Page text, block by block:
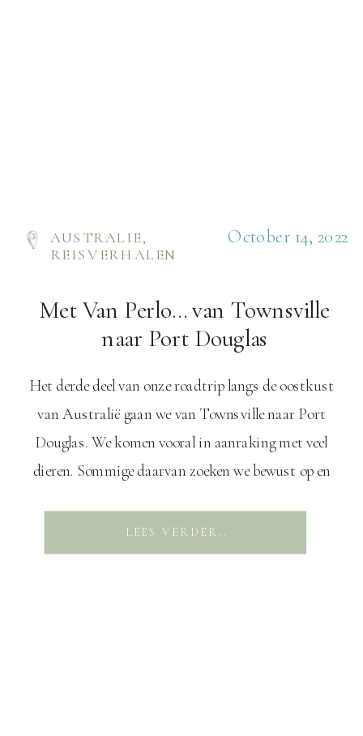
Met Van Perlo… van Townsville
naar Port Douglas
Het derde deel van onze roadtrip langs de oostkust
van Australië gaan we van Townsville naar Port
Douglas. We komen vooral in aanraking met veel
dieren. Sommige daarvan zoeken we bewust op en
tegen op ons pad en die zijn toch wat spannender.
Magnetic Island Na […]
LEES VERDER..
AUSTRALIE,
REISVERHALEN
October 14, 2022